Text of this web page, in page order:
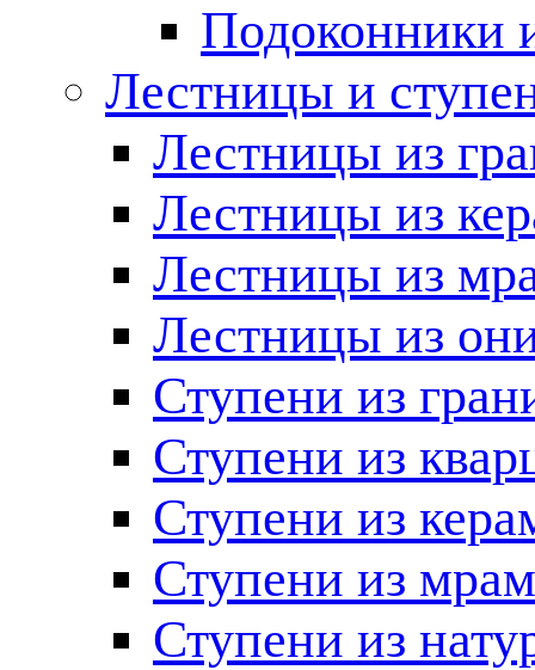
Подоконники
Лестницы и
Лестницы из
Лестницы из
Лестницы из
Лестницы из
Ступени из
Ступени из
Ступени из
Ступени из
Ступени из